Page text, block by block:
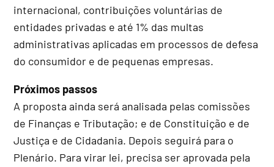
internacional, contribuições voluntárias de
entidades privadas e até 1% das multas
administrativas aplicadas em processos de defesa
do consumidor e de pequenas empresas.
Próximos passos
A proposta ainda será analisada pelas comissões
de Finanças e Tributação; e de Constituição e de
Justiça e de Cidadania. Depois seguirá para o
Plenário. Para virar lei, precisa ser aprovada pela